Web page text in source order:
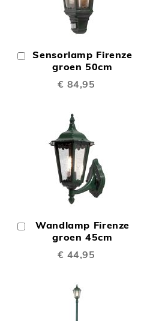
Sensorlamp Firenze
groen 50cm
€ 84,95
In
Winkelwagen
Wandlamp Firenze
groen 45cm
€ 44,95
Winkelwagen